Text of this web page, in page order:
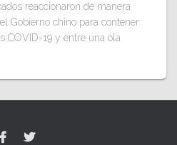
reaccionaron de manera
Gobierno chino para contener
COVID-19 y entre una ola